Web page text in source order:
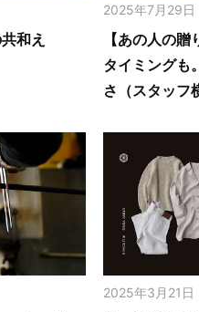
和え
2025年7月29日
【あの人の
タイミングも
さ（スタッフ
2025年3月21日